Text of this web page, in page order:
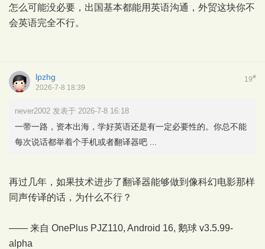
怎么可能没必要，出国基本都能用英语沟通，外贸这块你不
会英语完全不行。
19#
lpzhg
2026-7-8 18:39
never2002 发表于 2026-7-8 16:18
一带一路，资本出海，学好英语还是有一定必要性的。你总不能
每次说话都举着个手机或者翻译器吧 ...
再过几年，如果技术进步了翻译器能够做到像科幻电影那样
同声传译的话，为什么不行？
—— 来自 OnePlus PJZ110, Android 16, 鹅球 v3.5.99-
alpha